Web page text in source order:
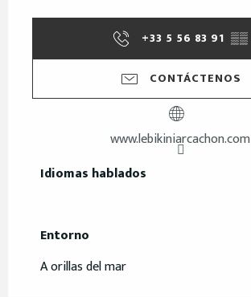
+33 5 56 83 91 ▒▒
CONTÁCTENOS
www.lebikiniarcachon.com
Idiomas hablados
Idiomas hablados
Entorno
Entorno
A orillas del mar